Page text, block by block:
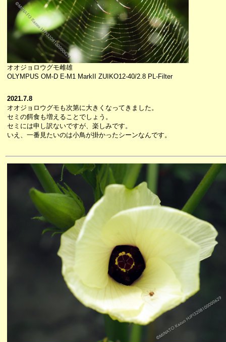
オオジョロウグモ雌雄
OLYMPUS OM-D E-M1 MarkII ZUIKO12-40/2.8 PL-Filter
2021.7.8
オオジョロウグモも次第に大きくなってきました。
セミの餌食も増えることでしょう。
セミには申し訳ないですが、楽しみです。
いえ、一番見たいのは小鳥が掛かったシーンなんです。